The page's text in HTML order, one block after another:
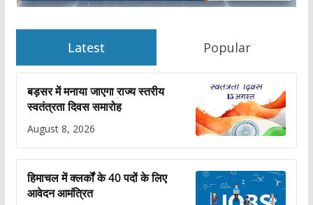
Latest Popular
बड़सर में मनाया जाएगा राज्य स्तरीय
स्वतंत्रता दिवस समारोह
August 8, 2026
हिमाचल में क्लर्कों के 40 पदों के लिए
आवेदन आमंत्रित